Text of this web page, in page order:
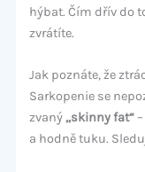
hýbat. Čím dřív do
zvrátíte.
Jak poznáte, že
Sarkopenie se
zvaný „skinny fat“–
a hodně tuku.